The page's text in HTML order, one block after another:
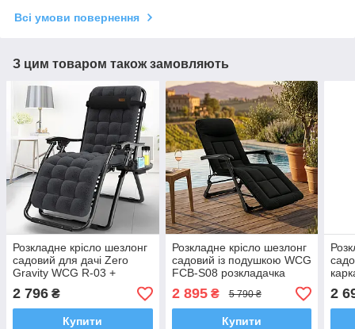
Всі умови повернення
З цим товаром також замовляють
Розкладне крісло шезлонг
садовий для дачі Zero
Gravity WCG R-03 +
2 796 ₴
Купити
Розкладне крісло шезлонг
садовий із подушкою WCG
FCB-S08 розкладачка
сталевим каркасом
регульована спинка
2 895₴ 5 790 ₴
Купити
2